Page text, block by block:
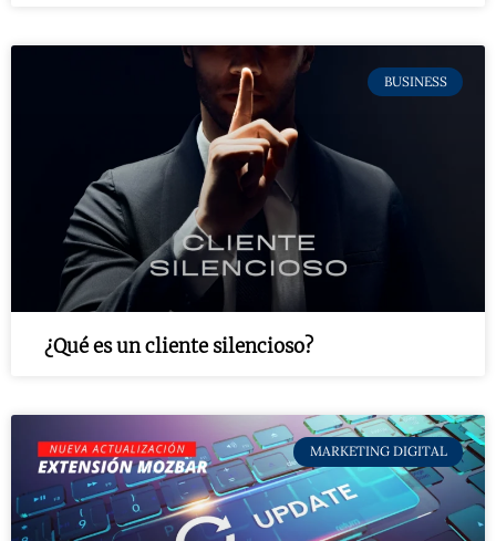
BUSINESS
¿Qué es un cliente silencioso?
MARKETING DIGITAL